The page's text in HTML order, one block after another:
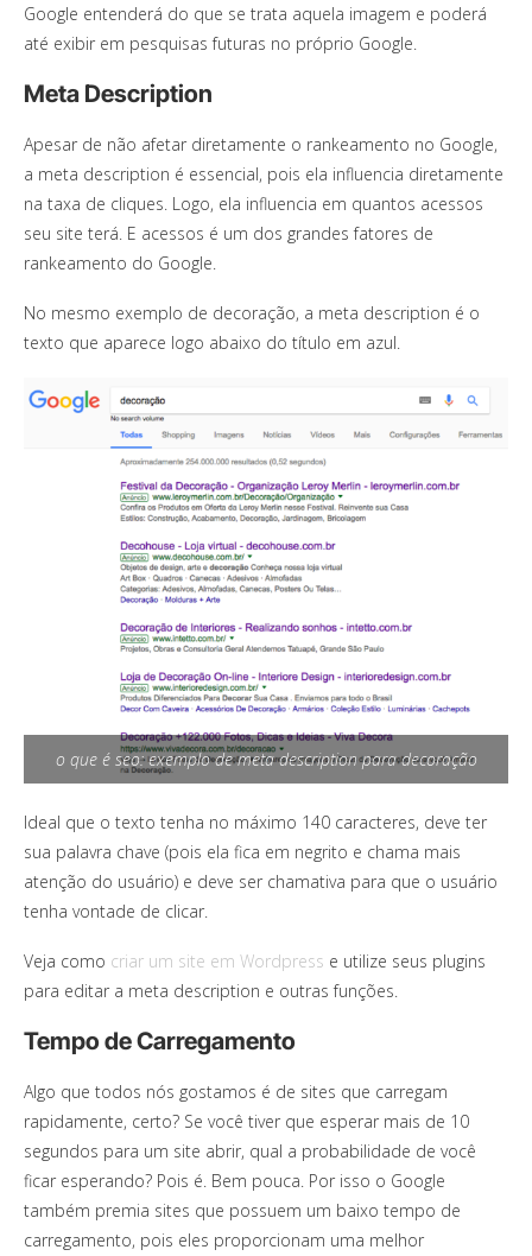
Google entenderá do que se trata aquela imagem e poderá
até exibir em pesquisas futuras no próprio Google.
Meta Description
Apesar de não afetar diretamente o rankeamento no Google,
a meta description é essencial, pois ela influencia diretamente
na taxa de cliques. Logo, ela influencia em quantos acessos
seu site terá. E acessos é um dos grandes fatores de
rankeamento do Google.
No mesmo exemplo de decoração, a meta description é o
texto que aparece logo abaixo do título em azul.
o que é seo: exemplo de meta description para decoração
Ideal que o texto tenha no máximo 140 caracteres, deve ter
sua palavra chave (pois ela fica em negrito e chama mais
atenção do usuário) e deve ser chamativa para que o usuário
tenha vontade de clicar.
Veja como criar um site em Wordpress e utilize seus plugins
para editar a meta description e outras funções.
Tempo de Carregamento
Algo que todos nós gostamos é de sites que carregam
rapidamente, certo? Se você tiver que esperar mais de 10
segundos para um site abrir, qual a probabilidade de você
ficar esperando? Pois é. Bem pouca. Por isso o Google
também premia sites que possuem um baixo tempo de
carregamento, pois eles proporcionam uma melhor